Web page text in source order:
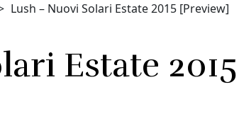
Lush – Nuovi Solari Estate 2015 [Preview]
Estate 2015